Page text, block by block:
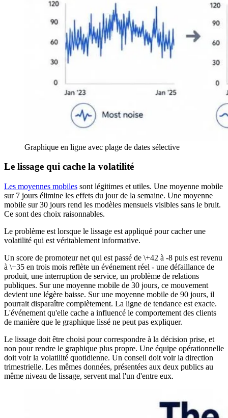
Graphique en ligne avec plage de dates sélective
Le lissage qui cache la volatilité
Les moyennes mobiles sont légitimes et utiles. Une moyenne mobile
sur 7 jours élimine les effets du jour de la semaine. Une moyenne
mobile sur 30 jours rend les modèles mensuels visibles sans le bruit.
Ce sont des choix raisonnables.
Le problème est lorsque le lissage est appliqué pour cacher une
volatilité qui est véritablement informative.
Un score de promoteur net qui est passé de \+42 à -8 puis est revenu
à \+35 en trois mois reflète un événement réel - une défaillance de
produit, une interruption de service, un problème de relations
publiques. Sur une moyenne mobile de 30 jours, ce mouvement
devient une légère baisse. Sur une moyenne mobile de 90 jours, il
pourrait disparaître complètement. La ligne de tendance est exacte.
L'événement qu'elle cache a influencé le comportement des clients
de manière que le graphique lissé ne peut pas expliquer.
Le lissage doit être choisi pour correspondre à la décision prise, et
non pour rendre le graphique plus propre. Une équipe opérationnelle
doit voir la volatilité quotidienne. Un conseil doit voir la direction
trimestrielle. Les mêmes données, présentées aux deux publics au
même niveau de lissage, servent mal l'un d'entre eux.